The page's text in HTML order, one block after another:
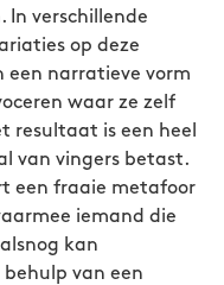
verschillende
op deze
een narratieve vorm
waar ze zelf
resultaat is een heel
van vingers betast.
een fraaie metafoor
iemand die
kan
van een